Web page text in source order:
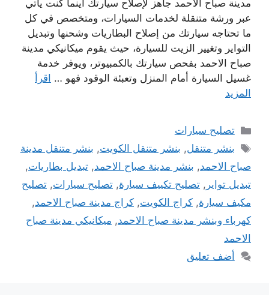
مدينة صباح الاحمد جاهز لإصلاح سيارتك أينما كنت يأتي
عبر ورشة متنقلة لخدمات السيارات، ومتخصص في كل
ما تحتاجه سيارتك من إصلاح البطاريات وشحنها وتبديل
التواير وتغيير الزيت للسيارة، حيث يقوم ميكانيكي مدينة
صباح الاحمد بفحص سيارتك بالكمبيوتر، ويوفر خدمة
غسيل السيارة أمام المنزل وتعبئة الوقود فهو … اقرأ
المزيد
التصنيفات
تصليح سيارات
الوسوم
بنشر متنقل, بنشر متنقل الكويت, بنشر متنقل مدينة
صباح الاحمد, بنشر مدينة صباح الاحمد, تبديل بطاريات,
تبديل تواير , تصليح تكييف سيارة, تصليح سيارات, تصليح
مكيف سيارة, كراج الكويت, كراج مدينة صباح الاحمد,
كهرباء وبنشر مدينة صباح الاحمد, ميكانيكي مدينة صباح
الاحمد
أضف تعليق